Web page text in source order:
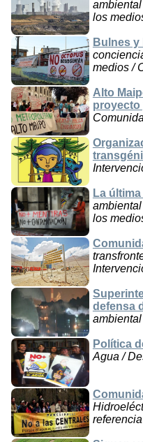
los
Bulnes
medios /
Alto
proyecto
La
los
defensa
Política
Agua /